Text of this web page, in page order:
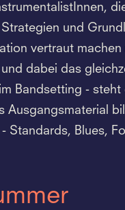
und
vertraut
dabei das
Bandsetting - steht
Ausgangsmaterial
Standards, Blues,